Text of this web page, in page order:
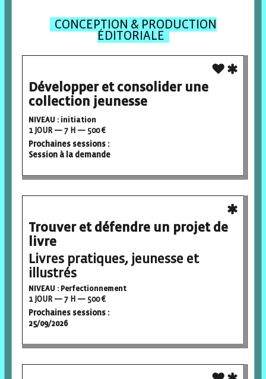
CONCEPTION & PRODUCTION
ÉDITORIALE
Développer et consolider une
collection jeunesse
NIVEAU : initiation
1 JOUR — 7 H — 500 €
Prochaines sessions :
Session à la demande
Trouver et défendre un projet de
livre
Livres pratiques, jeunesse et
illustrés
NIVEAU : Perfectionnement
1 JOUR — 7 H — 500 €
Prochaines sessions :
25/09/2026